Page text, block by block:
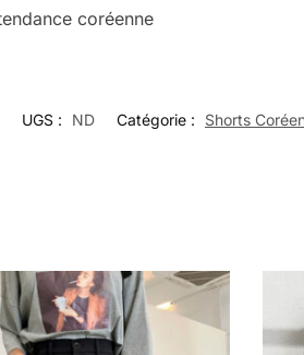
coréenne
UGS : ND Catégorie : Shorts